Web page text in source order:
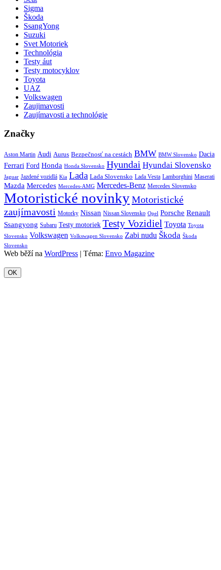
Sigma
Škoda
SsangYong
Suzuki
Svet Motoriek
Technológia
Testy áut
Testy motocyklov
Toyota
UAZ
Volkswagen
Zaujimavosti
Zaujímavosti a technológie
Značky
Aston Martin Audi Aurus Bezpečnosť na cestách BMW BMW Slovensko Dacia
Ferrari Ford Honda Honda Slovensko Hyundai Hyundai Slovensko
Jaguar Jazdené vozidlá Kia Lada Lada Slovensko Lada Vesta Lamborghini Maserati
Mazda Mercedes Mercedes-AMG Mercedes-Benz Mercedes Slovensko
Motoristické novinkyMotoristické
zaujímavosti Motorky Nissan Nissan Slovensko Opel Porsche Renault
Ssangyong Subaru Testy motoriek Testy Vozidiel Toyota Toyota
Slovensko Volkswagen Volkswagen Slovensko Zabi nudu Škoda Škoda
Slovensko
Web běží na WordPress | Téma: Envo Magazine
OK